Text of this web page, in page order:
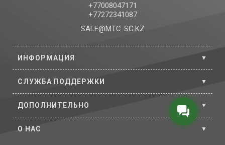
+77008047171
+77272341087
SALE@MTC-SG.KZ
ИНФОРМАЦИЯ
СЛУЖБА ПОДДЕРЖКИ
ДОПОЛНИТЕЛЬНО
O НАС